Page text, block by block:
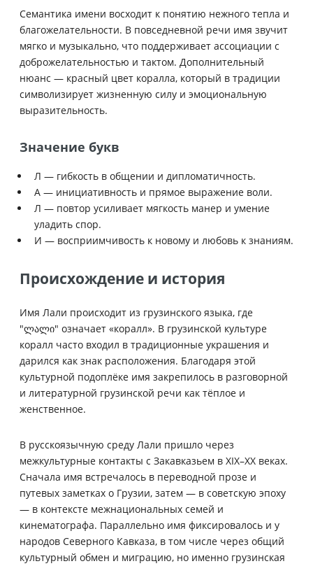
Семантика имени восходит к понятию нежного тепла и
благожелательности. В повседневной речи имя звучит
мягко и музыкально, что поддерживает ассоциации с
доброжелательностью и тактом. Дополнительный
нюанс — красный цвет коралла, который в традиции
символизирует жизненную силу и эмоциональную
выразительность.
Значение букв
Л — гибкость в общении и дипломатичность.
А — инициативность и прямое выражение воли.
Л — повтор усиливает мягкость манер и умение
уладить спор.
И — восприимчивость к новому и любовь к знаниям.
Происхождение и история
Имя Лали происходит из грузинского языка, где
"ლალი" означает «коралл». В грузинской культуре
коралл часто входил в традиционные украшения и
дарился как знак расположения. Благодаря этой
культурной подоплёке имя закрепилось в разговорной
и литературной грузинской речи как тёплое и
женственное.
В русскоязычную среду Лали пришло через
межкультурные контакты с Закавказьем в XIX–XX веках.
Сначала имя встречалось в переводной прозе и
путевых заметках о Грузии, затем — в советскую эпоху
— в контексте межнациональных семей и
кинематографа. Параллельно имя фиксировалось и у
народов Северного Кавказа, в том числе через общий
культурный обмен и миграцию, но именно грузинская